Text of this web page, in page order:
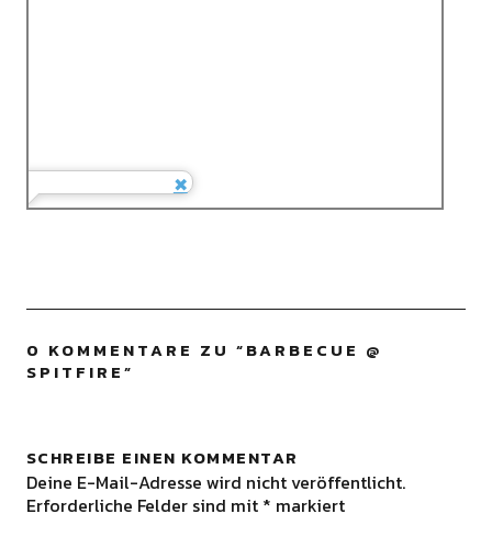
0 KOMMENTARE ZU “BARBECUE @
SPITFIRE”
SCHREIBE EINEN KOMMENTAR
Deine E-Mail-Adresse wird nicht veröffentlicht.
Erforderliche Felder sind mit * markiert